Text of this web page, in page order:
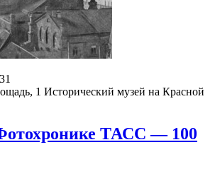
1 Исторический музей на Красной
ТАСС — 100